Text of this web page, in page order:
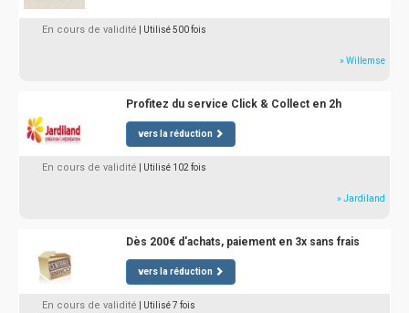
En cours de validité | Utilisé 500 fois
» Willemse
Profitez du service Click & Collect en 2h
vers la réduction
En cours de validité | Utilisé 102 fois
» Jardiland
Dès 200€ d'achats, paiement en 3x sans frais
vers la réduction
En cours de validité | Utilisé 7 fois